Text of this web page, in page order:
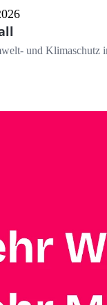
und Klimaschutz